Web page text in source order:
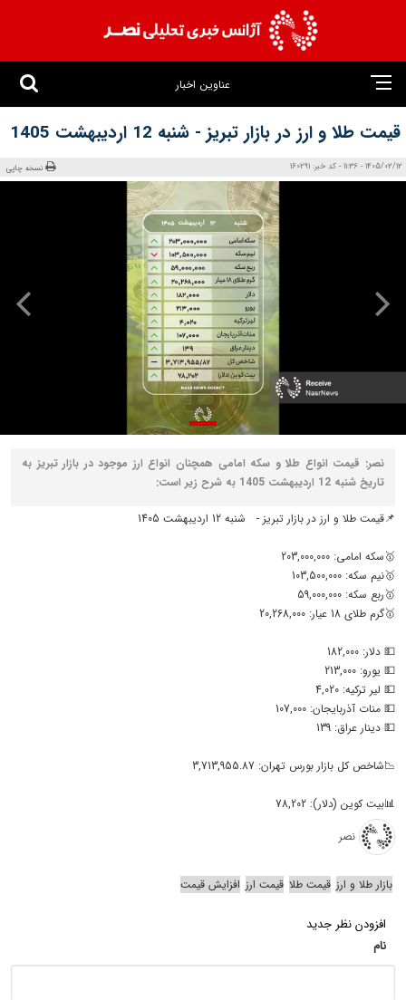
عناوین اخبار
قیمت طلا و ارز در بازار تبریز - شنبه 12 اردیبهشت 1405
1405/02/12 - 11:36 - کد خبر: 160291 نسخه چاپی
نصر: قیمت انواع طلا و سکه امامی همچنان انواع ارز موجود در بازار تبریز به
تاریخ شنبه 12 اردیبهشت 1405 به شرح زیر است:
📌قیمت طلا و ارز در بازار تبریز - شنبه 12 اردیبهشت 1405
🥇سکه امامی: 203,000,000
🥇نیم سکه: 103,500,000
🥇ربع سکه: 59,000,000
🥇گرم طلای 18 عیار: 20,268,000
💵 دلار: 182,000
💵 یورو: 213,000
💵 لیر ترکیه: 4,020
💵 منات آذربایجان: 107,000
💵 دینار عراق: 139
📉شاخص کل بازار بورس تهران: 3,713,955.87
📊بیت کوین (دلار): 78,202
نصر
بازار طلا و ارز قیمت طلا قیمت ارز افزایش قیمت
افزودن نظر جدید
نام